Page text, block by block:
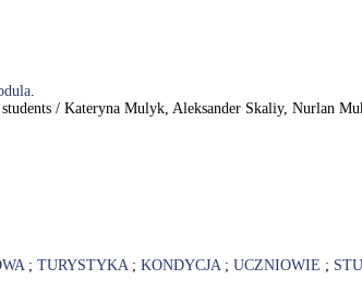
.
/ Kateryna Mulyk, Aleksander Skaliy, Nurlan
; TURYSTYKA; KONDYCJA; UCZNIOWIE ;